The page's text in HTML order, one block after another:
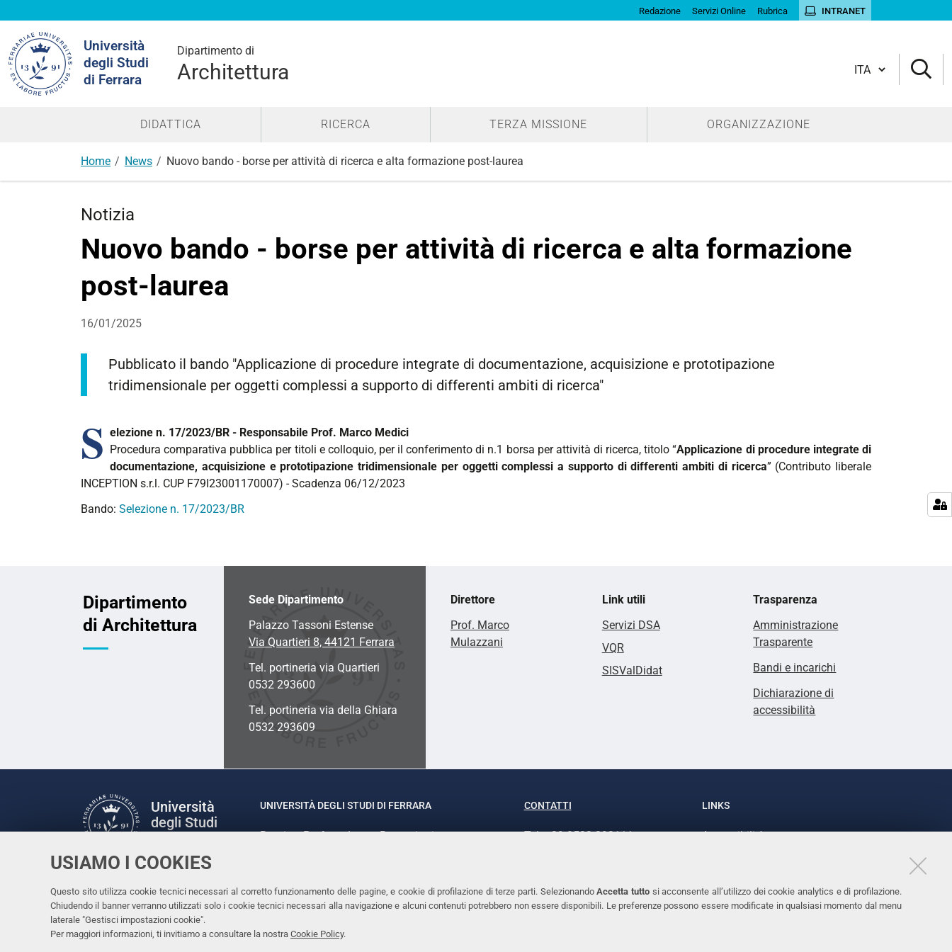
USIAMO I COOKIES
Questo sito utilizza cookie tecnici necessari al corretto funzionamento delle pagine, e cookie di profilazione di terze parti. SelezionandoAccetta tutto si acconsente all’utilizzo dei cookie analytics e di profilazione.
Chiudendo il banner verranno utilizzati solo i cookie tecnici necessari alla navigazione e alcuni contenuti potrebbero non essere disponibili. Le preferenze possono essere modificate in qualsiasi momento dal menu
laterale "Gestisci impostazioni cookie".
Per maggiori informazioni, ti invitiamo a consultare la nostra Cookie Policy.
Redazione Servizi Online Rubrica INTRANET
Università
degli Studi
di Ferrara
Dipartimento di
Architettura
nel
sito
Cambia lingua
DIDATTICA RICERCA TERZA MISSIONE ORGANIZZAZIONE
Home News Nuovo bando - borse per attività di ricerca e alta formazione post-laurea
Notizia
Nuovo bando - borse per attività di ricerca e alta formazione
post-laurea
16/01/2025
Pubblicato il bando "Applicazione di procedure integrate di documentazione, acquisizione e prototipazione
tridimensionale per oggetti complessi a supporto di differenti ambiti di ricerca"
S elezione n. 17/2023/BR - Responsabile Prof. Marco Medici
Procedura comparativa pubblica per titoli e colloquio, per il conferimento di n.1 borsa per attività di ricerca, titolo “Applicazione di procedure integrate di
documentazione, acquisizione e prototipazione tridimensionale per oggetti complessi a supporto di differenti ambiti di ricerca” (Contributo liberale
INCEPTION s.r.l. CUP F79I23001170007) - Scadenza 06/12/2023
Bando: Selezione n. 17/2023/BR
Dipartimento
di Architettura
Sede Dipartimento
Palazzo Tassoni Estense
Via Quartieri 8, 44121 Ferrara
Tel. portineria via Quartieri
0532 293600
Tel. portineria via della Ghiara
0532 293609
Direttore
Prof. Marco
Mulazzani
Link utili
Servizi DSA
VQR
SISValDidat
Trasparenza
Amministrazione
Trasparente
Bandi e incarichi
Dichiarazione di
accessibilità
Università
degli Studi
Facebook
LinkedinInstagram
Youtube
UNIVERSITÀ DEGLI STUDI DI FERRARA
Rettrice: Prof.ssa Laura Ramaciotti
CONTATTI
Tel. +39 0532 293111
LINKS
Accessibilità
Cookies